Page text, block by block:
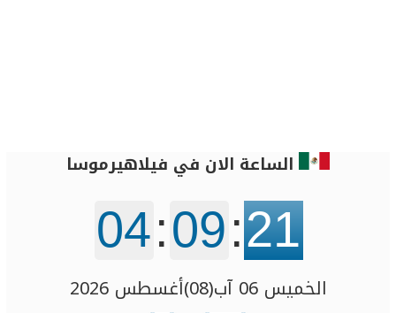
الساعة الان في فيلاهيرموسا
04:09:21
الخميس 06 آب(08)أغسطس 2026